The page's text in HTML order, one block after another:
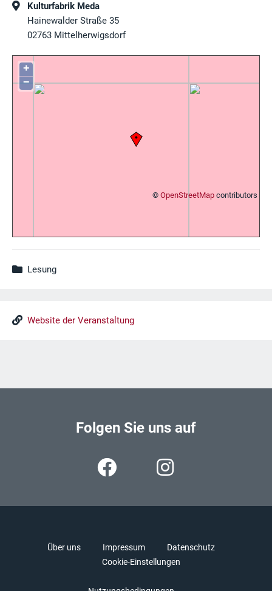
Kulturfabrik Meda
Hainewalder Straße 35
02763 Mittelherwigsdorf
+
−
© OpenStreetMap contributors
Lesung
Website der Veranstaltung
Folgen Sie uns auf
Über uns Impressum
Datenschutz
Cookie-Einstellungen